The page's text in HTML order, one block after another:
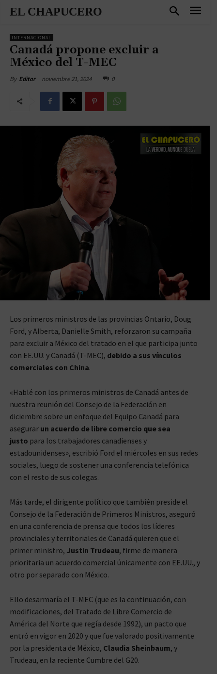
EL CHAPUCERO
INTERNACIONAL
Canadá propone excluir a
México del T-MEC
By Editor noviembre 21, 2024 0
Los primeros ministros de las provincias Ontario, Doug
Ford, y Alberta, Danielle Smith, reforzaron su campaña
para excluir a México del tratado en el que participa junto
con EE.UU. y Canadá (T-MEC), debido a sus vínculos
comerciales con China.
«Hablé con los primeros ministros de Canadá antes de
nuestra reunión del Consejo de la Federación en
diciembre sobre un enfoque del Equipo Canadá para
asegurar un acuerdo de libre comercio que sea
justo para los trabajadores canadienses y
estadounidenses», escribió Ford el miércoles en sus redes
sociales, luego de sostener una conferencia telefónica
con el resto de sus colegas.
Más tarde, el dirigente político que también preside el
Consejo de la Federación de Primeros Ministros, aseguró
en una conferencia de prensa que todos los líderes
provinciales y territoriales de Canadá quieren que el
primer ministro, Justin Trudeau, firme de manera
prioritaria un acuerdo comercial únicamente con EE.UU., y
otro por separado con México.
Ello desarmaría el T-MEC (que es la continuación, con
modificaciones, del Tratado de Libre Comercio de
América del Norte que regía desde 1992), un pacto que
entró en vigor en 2020 y que fue valorado positivamente
por la presidenta de México, Claudia Sheinbaum, y
Trudeau, en la reciente Cumbre del G20.